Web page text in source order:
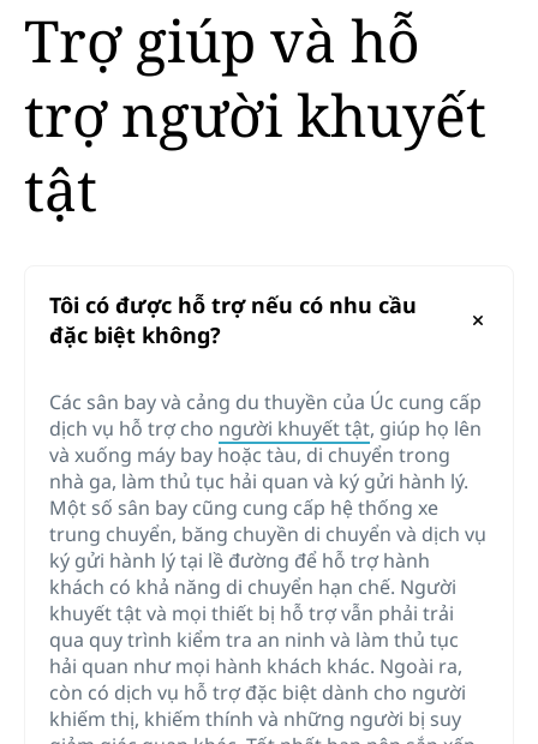
Trợ giúp và hỗ
trợ người khuyết
tật
Tôi có được hỗ trợ nếu có nhu cầu
đặc biệt không?
Các sân bay và cảng du thuyền của Úc cung cấp
dịch vụ hỗ trợ cho người khuyết tật, giúp họ lên
và xuống máy bay hoặc tàu, di chuyển trong
nhà ga, làm thủ tục hải quan và ký gửi hành lý.
Một số sân bay cũng cung cấp hệ thống xe
trung chuyển, băng chuyền di chuyển và dịch vụ
ký gửi hành lý tại lề đường để hỗ trợ hành
khách có khả năng di chuyển hạn chế. Người
khuyết tật và mọi thiết bị hỗ trợ vẫn phải trải
qua quy trình kiểm tra an ninh và làm thủ tục
hải quan như mọi hành khách khác. Ngoài ra,
còn có dịch vụ hỗ trợ đặc biệt dành cho người
khiếm thị, khiếm thính và những người bị suy